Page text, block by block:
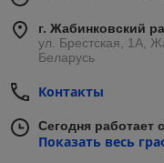
г. Жабинковский
ул. Брестская, 1А,
Беларусь
Контакты
Сегодня работает
Показать весь